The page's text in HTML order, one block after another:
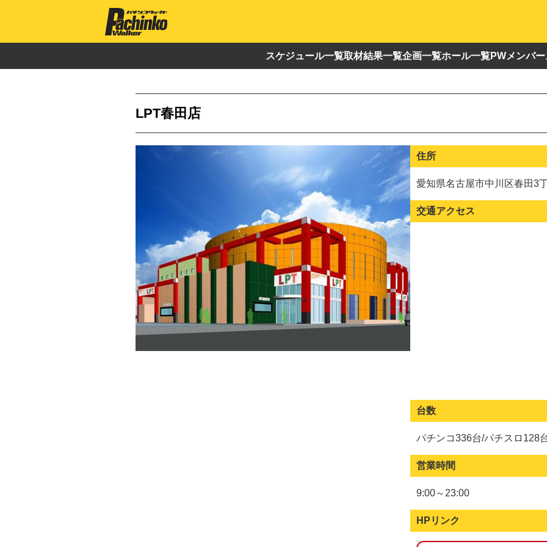
スケジュール一覧取材結果一覧企画一覧ホール一覧PWメンバ
LPT春田店
住所
愛知県名古屋市中川区春田3
交通アクセス
台数
パチンコ336台/パチスロ128
営業時間
9:00～23:00
HPリンク